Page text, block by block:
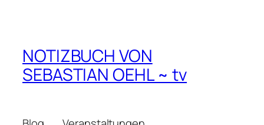
NOTIZBUCH VON
SEBASTIAN OEHL ~ tv